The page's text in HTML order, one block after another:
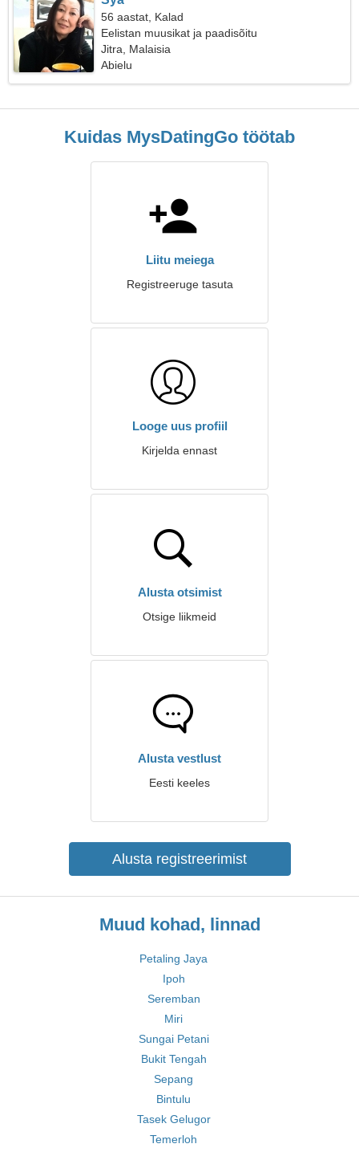
56 aastat, Kalad
Eelistan muusikat ja paadisõitu
Jitra, Malaisia
Abielu
Kuidas MysDatingGo töötab
Liitu meiega
Registreeruge tasuta
Looge uus profiil
Kirjelda ennast
Alusta otsimist
Otsige liikmeid
Alusta vestlust
Eesti keeles
Alusta registreerimist
Muud kohad, linnad
Petaling Jaya
Ipoh
Seremban
Miri
Sungai Petani
Bukit Tengah
Sepang
Bintulu
Tasek Gelugor
Temerloh